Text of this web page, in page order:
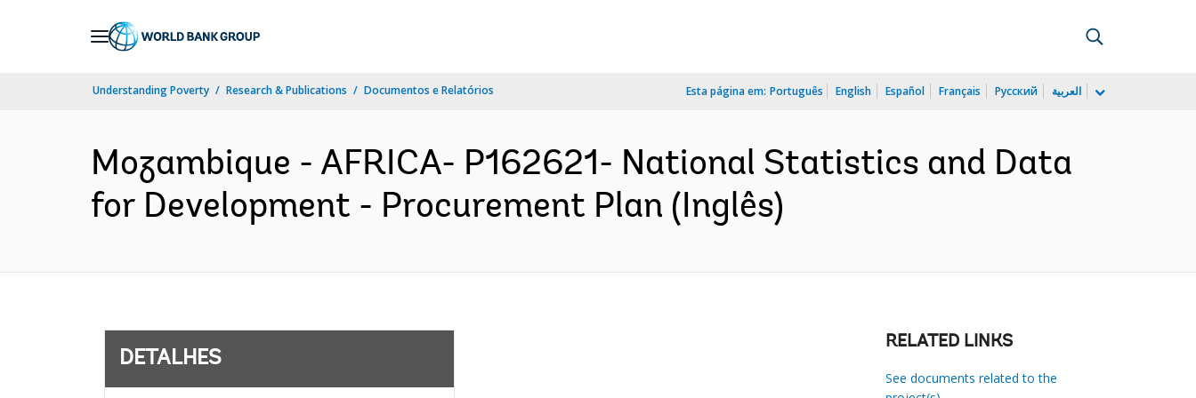
Understanding Poverty Research & Publications Documentos e Relatórios Esta página em: Português English Español Français Русский العربية
Mozambique - AFRICA- P162621- National Statistics and Data
for Development - Procurement Plan (Inglês)
DETALHES
RELATED LINKS
See documents related to the